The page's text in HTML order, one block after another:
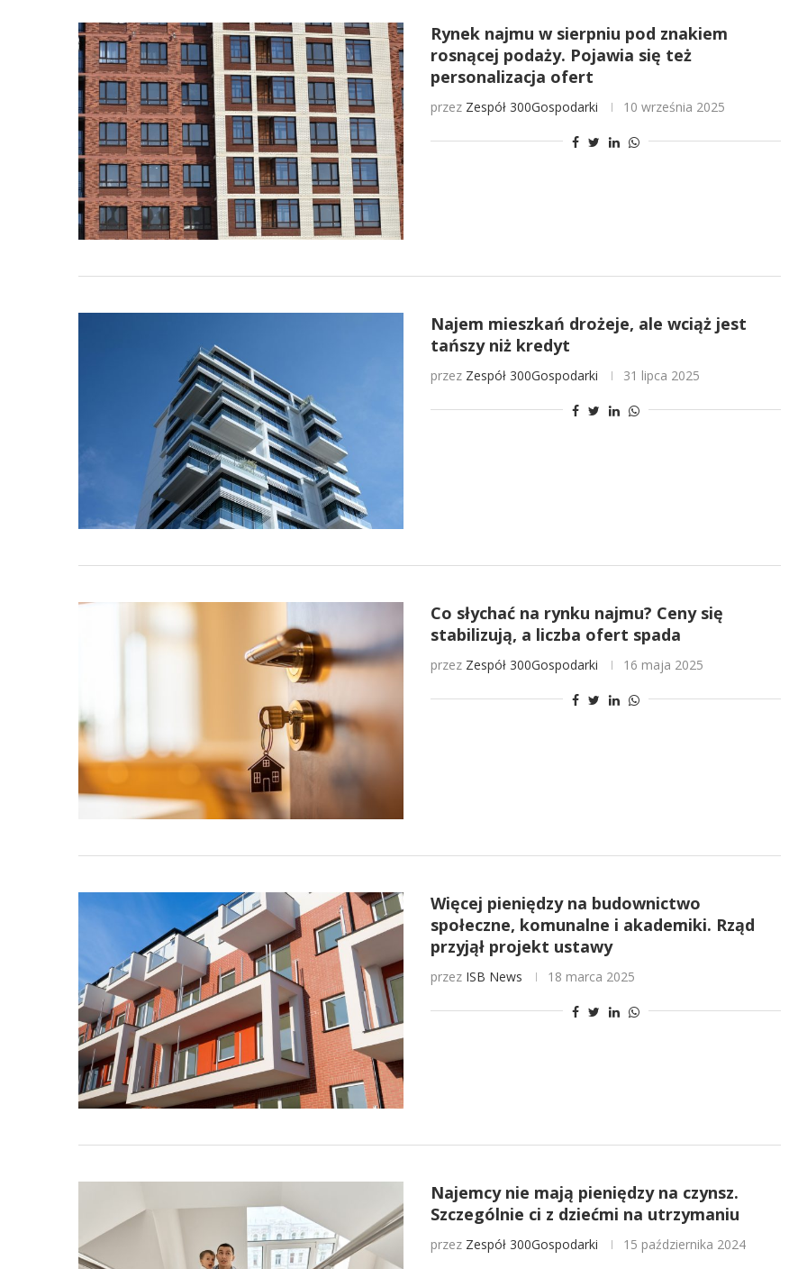
Rynek najmu w sierpniu pod znakiem
rosnącej podaży. Pojawia się też
personalizacja ofert
przez Zespół 300Gospodarki 10 września 2025
Najem mieszkań drożeje, ale wciąż jest
tańszy niż kredyt
przez Zespół 300Gospodarki 31 lipca 2025
Co słychać na rynku najmu? Ceny się
stabilizują, a liczba ofert spada
przez Zespół 300Gospodarki 16 maja 2025
Więcej pieniędzy na budownictwo
społeczne, komunalne i akademiki. Rząd
przyjął projekt ustawy
przez ISB News 18 marca 2025
Najemcy nie mają pieniędzy na czynsz.
Szczególnie ci z dziećmi na utrzymaniu
przez Zespół 300Gospodarki 15 października 2024